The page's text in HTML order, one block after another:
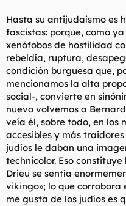
Hasta su antijudaísmo es
fascistas: porque, como
xenófobos de hostilidad
rebeldía, ruptura,
condición burguesa que,
mencionamos la alta
social-, convierte en
nuevo volvemos a
veía él, sobre todo, en los
accesibles y más
judíos le daban una
technicolor. Eso
Drieu se sentía
vikingo»; lo que corrobora
me gusta de los judíos es